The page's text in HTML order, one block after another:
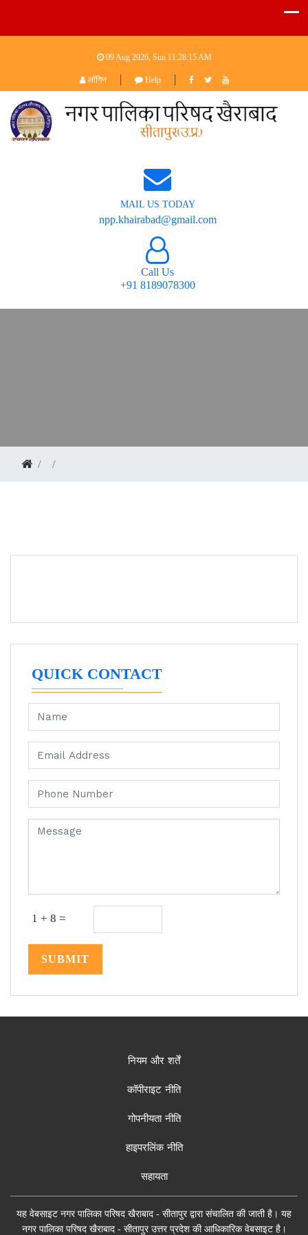
09 Aug 2026, Sun 11:28:15 AM
लॉगिन | Help |
MAIL US TODAY
npp.khairabad@gmail.com
Call Us
+91 8189078300
QUICK CONTACT
1 + 8 =
SUBMIT
नियम और शर्तें
कॉपीराइट नीति
गोपनीयता नीति
हाइपरलिंक नीति
सहायता
यह वेबसाइट नगर पालिका परिषद खैराबाद - सीतापुर द्वारा संचालित की जाती है। यह
नगर पालिका परिषद खैराबाद - सीतापुर उत्तर प्रदेश की आधिकारिक वेबसाइट है।